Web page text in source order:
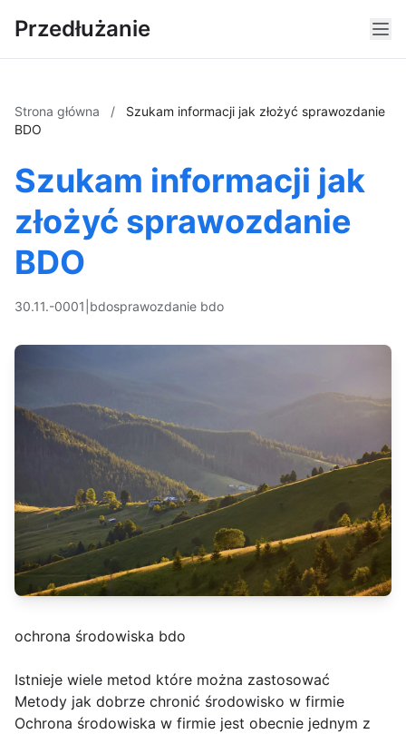
Przedłużanie
Strona główna /
Szukam informacji jak złożyć sprawozdanie
BDO
Szukam informacji jak
złożyć sprawozdanie
BDO
30.11.-0001 bdosprawozdanie bdo
ochrona środowiska bdo
Istnieje wiele metod które można zastosować
Metody jak dobrze chronić środowisko w firmie
Ochrona środowiska w firmie jest obecnie jednym z